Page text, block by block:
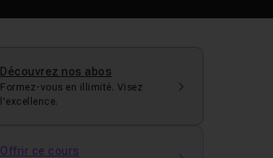
Découvrez nos abos
Formez-vous en illimité. Visez
l’excellence.
Offrir ce cours